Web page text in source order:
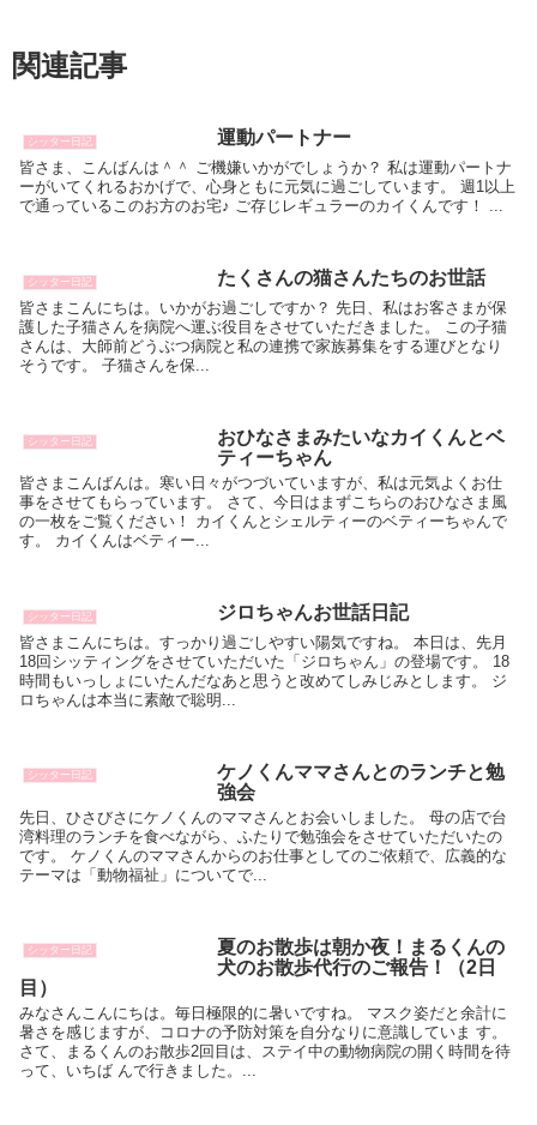
関連記事
シッター日記 運動パートナー
皆さま、こんばんは＾＾ ご機嫌いかがでしょうか？ 私は運動パートナ
ーがいてくれるおかげで、心身ともに元気に過ごしています。 週1以上
で通っているこのお方のお宅♪ ご存じレギュラーのカイくんです！ ...
シッター日記 たくさんの猫さんたちのお世話
皆さまこんにちは。いかがお過ごしですか？ 先日、私はお客さまが保
護した子猫さんを病院へ運ぶ役目をさせていただきました。 この子猫
さんは、大師前どうぶつ病院と私の連携で家族募集をする運びとなり
そうです。 子猫さんを保...
シッター日記
おひなさまみたいなカイくんとベ
ティーちゃん
皆さまこんばんは。寒い日々がつづいていますが、私は元気よくお仕
事をさせてもらっています。 さて、今日はまずこちらのおひなさま風
の一枚をご覧ください！ カイくんとシェルティーのベティーちゃんで
す。 カイくんはベティー...
シッター日記 ジロちゃんお世話日記
皆さまこんにちは。すっかり過ごしやすい陽気ですね。 本日は、先月
18回シッティングをさせていただいた「ジロちゃん」の登場です。 18
時間もいっしょにいたんだなあと思うと改めてしみじみとします。 ジ
ロちゃんは本当に素敵で聡明...
シッター日記
ケノくんママさんとのランチと勉
強会
先日、ひさびさにケノくんのママさんとお会いしました。 母の店で台
湾料理のランチを食べながら、ふたりで勉強会をさせていただいたの
です。 ケノくんのママさんからのお仕事としてのご依頼で、広義的な
テーマは「動物福祉」についてで...
シッター日記
夏のお散歩は朝か夜！まるくんの
犬のお散歩代行のご報告！（2日
目）
みなさんこんにちは。毎日極限的に暑いですね。 マスク姿だと余計に
暑さを感じますが、コロナの予防対策を自分なりに意識していま す。
さて、まるくんのお散歩2回目は、ステイ中の動物病院の開く時間を待
って、いちば んで行きました。...